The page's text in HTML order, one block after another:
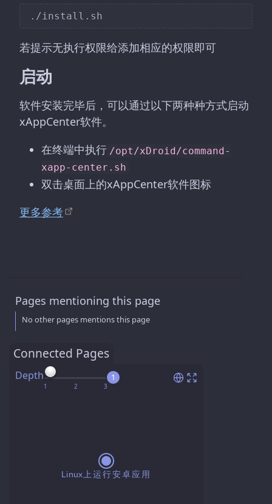
若提示无执行权限给添加相应的权限即可
启动
软件安装完毕后，可以通过以下两种种方式启动
xAppCenter软件。
在终端中执行 /opt/xDroid/command-
xapp-center.sh
双击桌面上的xAppCenter软件图标
更多参考
Connected Pages
Depth 1
Pages mentioning this page
No other pages mentions this page